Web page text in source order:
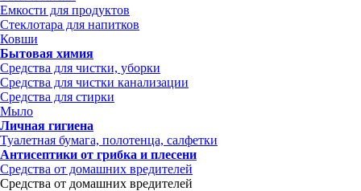
Емкости для продуктов
Стеклотара для напитков
Ковши
Бытовая химия
Средства для чистки, уборки
Средства для чистки канализации
Средства для стирки
Мыло
Личная гигиена
Туалетная бумага, полотенца, салфетки
Антисептики от грибка и плесени
Средства от домашних вредителей
Средства от домашних вредителей